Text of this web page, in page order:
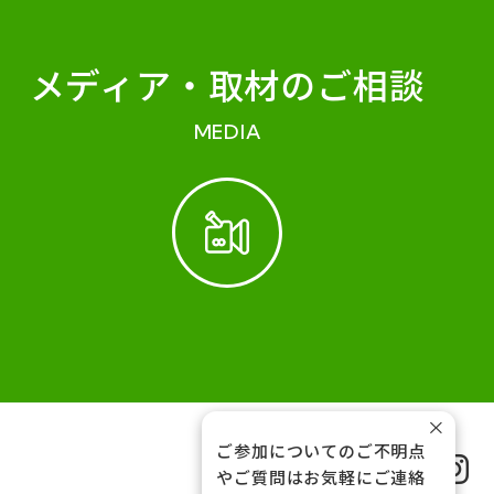
メディア・ 取材のご相談
MEDIA
FOLLOW US
ご参加についてのご不明点
やご質問はお気軽にご連絡
×